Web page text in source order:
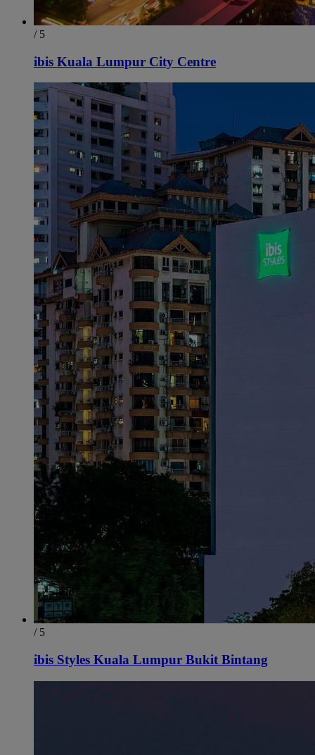
/ 5
ibis Kuala Lumpur City Centre
/ 5
ibis Styles Kuala Lumpur Bukit Bintang